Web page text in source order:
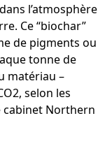
l’atmosphère
Ce “biochar”
de pigments ou
tonne de
matériau –
selon les
cabinet Northern